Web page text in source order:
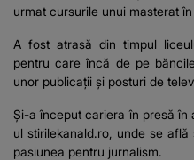
urmat cursurile unui masterat
A fost atrasă din timpul
pentru care încă de pe
unor publicații și posturi de
Și-a început cariera în presă în
ul stirilekanald.ro, unde se
pasiunea pentru jurnalism.